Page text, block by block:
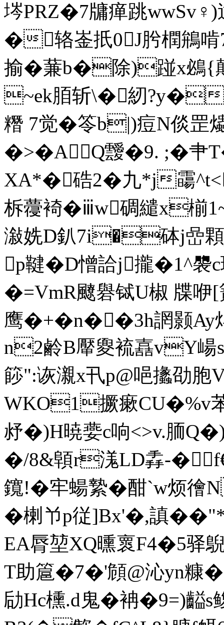
埁PRZ�7牗瘅跳
�辂崟扺0J肹橍鴘
揄�蒹b�除)踫x鴓{鷏
~ek脜斩\�紉?y�
糣 7觉�笭b|)痘N倓罡
�>�AQ靉� 9. ;�肀
XA*�硞2�九*j霷
柝蘉裿�ⅲw碉繾x椾
潊姺D釟7i�砵j嵒顆j
p鞬�D憎詥j攏�1^褜
�=VmR飉礜铽U椒 牒咿[
鹰�+�n��3h誷颢
n2鹷B厴夓裗嚞vY
篎":诙瀙x卂p@唈攭 劭
WKO1撅瘶CU�%v
沀�)H暁嬊c响<>v.胹
�/8&顊r溬LD掱-
鑧!�牢蝪縶�酣`w烦徻
�楋兯p従]Bx'�,謓
EA脣堃XQ曛褱F4�5驿
T助簄�7�'頠@沁yn糠
劶Hc櫄.d鬼�袡�9=)齸s